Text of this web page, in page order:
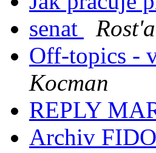
senat
Off-topics -
Kocman
REPLY
Archiv FIDO